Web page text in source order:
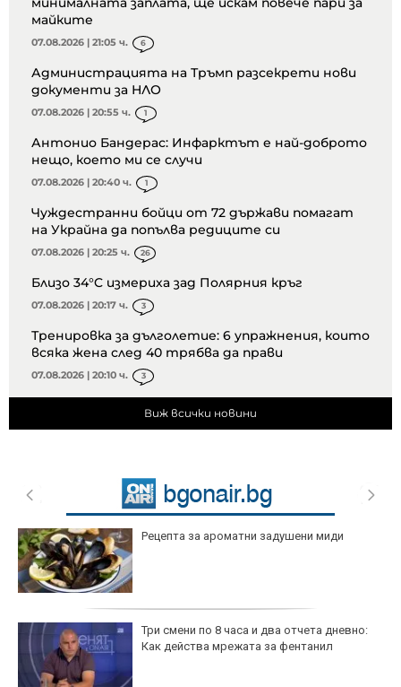
майките
07.08.2026 | 21:05 ч. 6
Администрацията на Тръмп разсекрети нови
документи за НЛО
07.08.2026 | 20:55 ч. 1
Антонио Бандерас: Инфарктът е най-доброто
нещо, което ми се случи
07.08.2026 | 20:40 ч. 1
Чуждестранни бойци от 72 държави помагат
на Украйна да попълва редиците си
07.08.2026 | 20:25 ч. 26
Близо 34°C измериха зад Полярния кръг
07.08.2026 | 20:17 ч. 3
Тренировка за дълголетие: 6 упражнения, които
всяка жена след 40 трябва да прави
07.08.2026 | 20:10 ч. 3
Виж всички новини
Рецепта за ароматни задушени миди
Три смени по 8 часа и два отчета дневно:
Как действа мрежата за фентанил